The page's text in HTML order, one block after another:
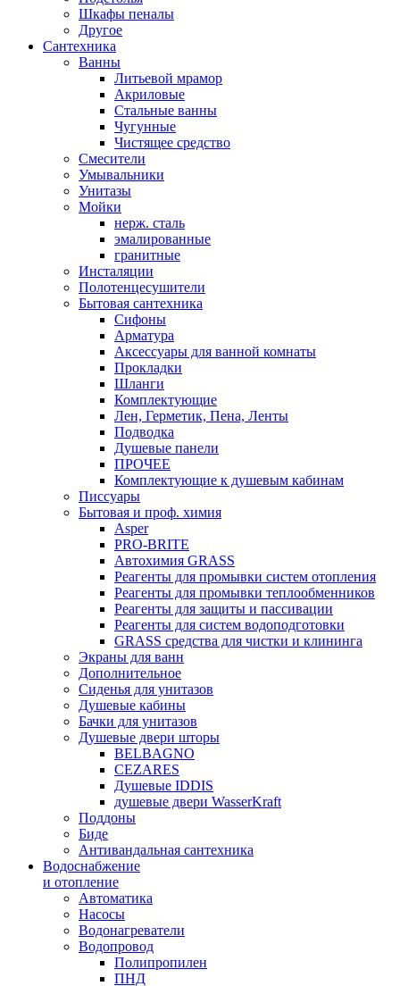
Шкафы пеналы
Другое
Сантехника
Ванны
Литьевой мрамор
Акриловые
Стальные ванны
Чугунные
Чистящее средство
Смесители
Умывальники
Унитазы
Мойки
нерж. сталь
эмалированные
гранитные
Инсталяции
Полотенцесушители
Бытовая сантехника
Сифоны
Арматура
Аксессуары для ванной комнаты
Прокладки
Шланги
Комплектующие
Лен, Герметик, Пена, Ленты
Подводка
Душевые панели
ПРОЧЕЕ
Комплектующие к душевым кабинам
Писсуары
Бытовая и проф. химия
Asper
PRO-BRITE
Автохимия GRASS
Реагенты для промывки систем отопления
Реагенты для промывки теплообменников
Реагенты для защиты и пассивации
Реагенты для систем водоподготовки
GRASS средства для чистки и клининга
Экраны для ванн
Дополнительное
Сиденья для унитазов
Душевые кабины
Бачки для унитазов
Душевые двери шторы
BELBAGNO
CEZARES
Душевые IDDIS
душевые двери WasserKraft
Поддоны
Биде
Антивандальная сантехника
Водоснабжение
и отопление
Автоматика
Насосы
Водонагреватели
Водопровод
Полипропилен
ПНД